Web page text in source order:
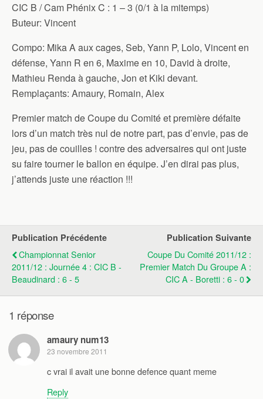
CIC B / Cam Phénix C : 1 – 3 (0/1 à la mitemps)
Buteur: Vincent
Compo: Mika A aux cages, Seb, Yann P, Lolo, Vincent en
défense, Yann R en 6, Maxime en 10, David à droite,
Mathieu Renda à gauche, Jon et Kiki devant.
Remplaçants: Amaury, Romain, Alex
Premier match de Coupe du Comité et première défaite
lors d’un match très nul de notre part, pas d’envie, pas de
jeu, pas de couilles ! contre des adversaires qui ont juste
su faire tourner le ballon en équipe. J’en dirai pas plus,
j’attends juste une réaction !!!
Publication Précédente
Championnat Senior
2011/12 : Journée 4 : CIC B -
Beaudinard : 6 - 5
Publication Suivante
Coupe Du Comité 2011/12 :
Premier Match Du Groupe A :
CIC A - Boretti : 6 - 0
1 réponse
amaury num13
23 novembre 2011
c vrai il avait une bonne defence quant meme
Reply